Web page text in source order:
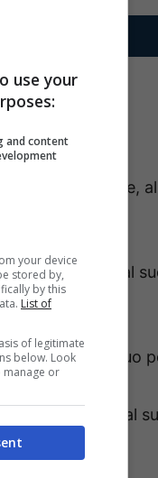
Palmadottir esce,
esce, al
esce, al suo
Jusu Bah esce, al
use your
and content
your device
stored by,
by this
List of
of legitimate
below. Look
manage or